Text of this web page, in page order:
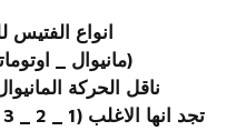
انواع الفتيس
(مانيوال _
ناقل الحركة